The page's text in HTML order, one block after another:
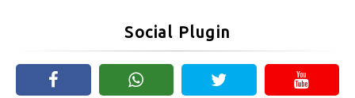
Social Plugin